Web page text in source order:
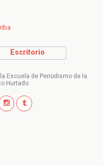
Escritorio
Escuela de Periodismo de la
Hurtado